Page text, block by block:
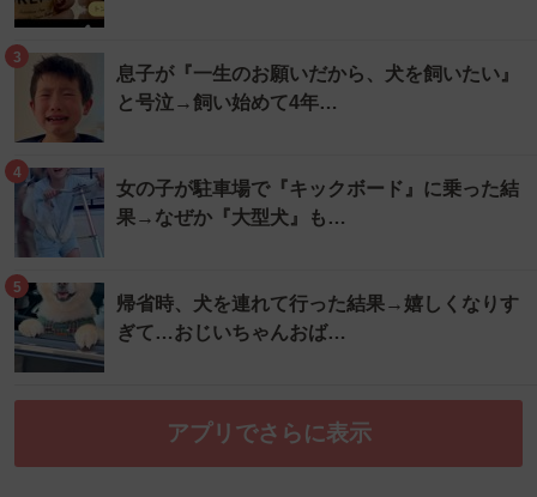
3
息子が『一生のお願いだから、犬を飼いたい』
と号泣→飼い始めて4年…
4
女の子が駐車場で『キックボード』に乗った結
果→なぜか『大型犬』も…
5
帰省時、犬を連れて行った結果→嬉しくなりす
ぎて…おじいちゃんおば…
アプリでさらに表示